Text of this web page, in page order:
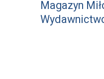
Magazyn